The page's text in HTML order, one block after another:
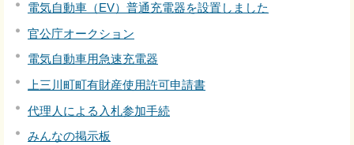
電気自動車（EV）普通充電器を設置しました
官公庁オークション
電気自動車用急速充電器
上三川町町有財産使用許可申請書
代理人による入札参加手続
みんなの掲示板